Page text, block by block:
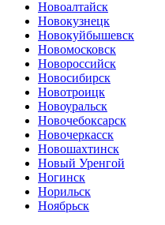
Новоалтайск
Новокузнецк
Новокуйбышевск
Новомосковск
Новороссийск
Новосибирск
Новотроицк
Новоуральск
Новочебоксарск
Новочеркасск
Новошахтинск
Новый Уренгой
Ногинск
Норильск
Ноябрьск